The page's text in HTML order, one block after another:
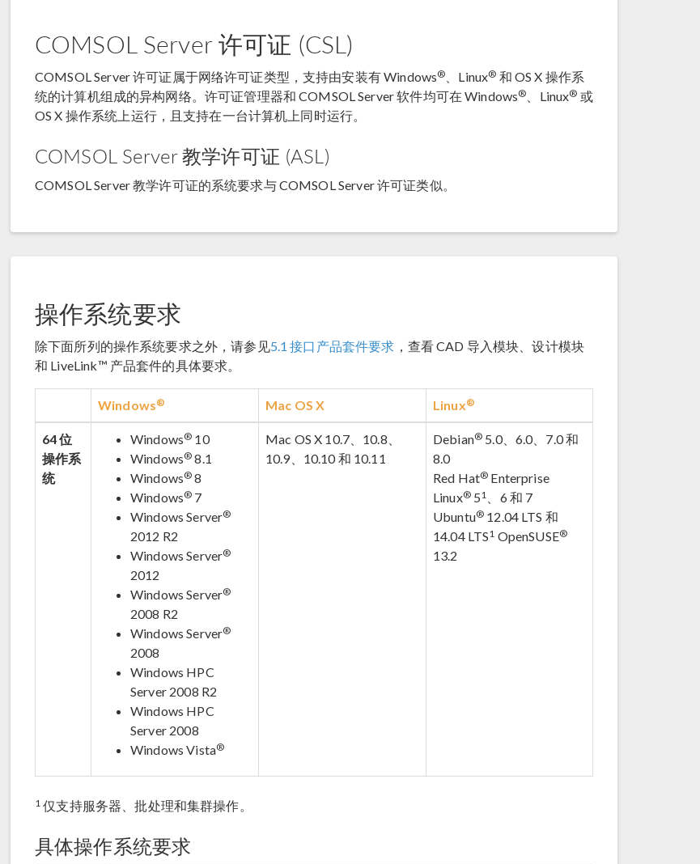
COMSOL Server 许可证 (CSL)
COMSOL Server 许可证属于网络许可证类型，支持由安装有 Windows® 、Linux® 和 OS X 操作系
统的计算机组成的异构网络。许可证管理器和 COMSOL Server 软件均可在 Windows® 、Linux® 或
OS X 操作系统上运行，且支持在一台计算机上同时运行。
COMSOL Server 教学许可证 (ASL)
COMSOL Server 教学许可证的系统要求与 COMSOL Server 许可证类似。
操作系统要求
除下面所列的操作系统要求之外，请参见5.1 接口产品套件要求 ，查看 CAD 导入模块、设计模块
和 LiveLink™ 产品套件的具体要求。
Windows® Mac OS X Linux®
64 位
操作系
统
Windows® 10
Windows® 8.1
Windows® 8
Windows® 7
Windows Server®
2012 R2
Windows Server®
2012
Windows Server®
2008 R2
Windows Server®
2008
Windows HPC
Server 2008 R2
Windows HPC
Server 2008
Windows Vista®
Mac OS X 10.7、10.8、
10.9、10.10 和 10.11
Debian® 5.0、6.0、7.0 和
8.0
Red Hat® Enterprise
Linux®51
、6 和 7
Ubuntu® 12.04 LTS 和
14.04 LTS1 OpenSUSE®
13.2
1 仅支持服务器、批处理和集群操作。
具体操作系统要求